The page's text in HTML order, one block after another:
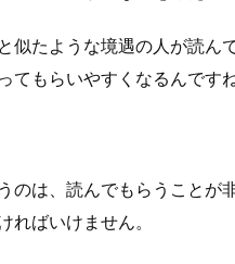
似たような境遇の人が読ん
てもらいやすくなるんですね
のは、読んでもらうことが
ればいけません。